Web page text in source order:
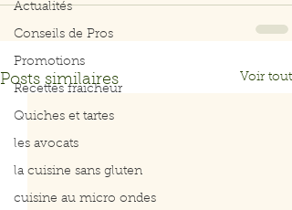
Actualités
Conseils de Pros
Promotions
Recettes fraicheur
Quiches et tartes
les avocats
la cuisine sans gluten
cuisine au micro ondes
Posts similaires Voir tout